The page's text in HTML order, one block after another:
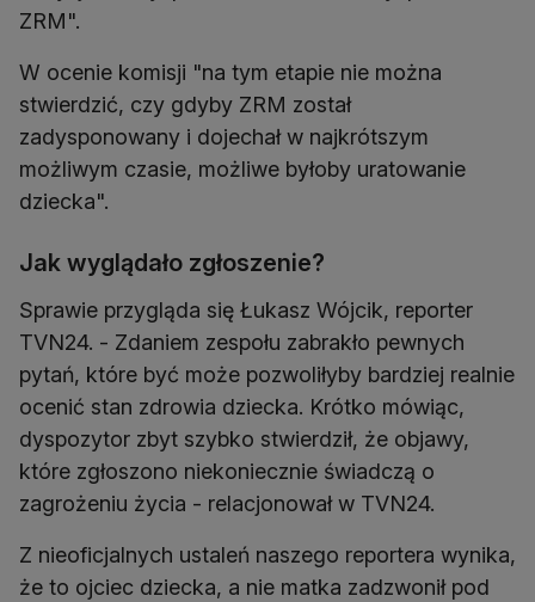
ZRM".
W ocenie komisji "na tym etapie nie można
stwierdzić, czy gdyby ZRM został
zadysponowany i dojechał w najkrótszym
możliwym czasie, możliwe byłoby uratowanie
dziecka".
Jak wyglądało zgłoszenie?
Sprawie przygląda się Łukasz Wójcik, reporter
TVN24. - Zdaniem zespołu zabrakło pewnych
pytań, które być może pozwoliłyby bardziej realnie
ocenić stan zdrowia dziecka. Krótko mówiąc,
dyspozytor zbyt szybko stwierdził, że objawy,
które zgłoszono niekoniecznie świadczą o
zagrożeniu życia - relacjonował w TVN24.
Z nieoficjalnych ustaleń naszego reportera wynika,
że to ojciec dziecka, a nie matka zadzwonił pod